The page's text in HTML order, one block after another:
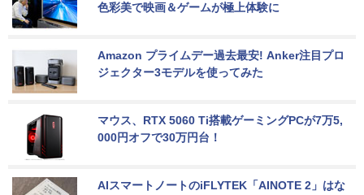
色彩美で映画＆ゲームが極上体験に
Amazon プライムデー過去最安! Anker注目プロ
ジェクター3モデルを使ってみた
マウス、RTX 5060 Ti搭載ゲーミングPCが7万5,
000円オフで30万円台！
AIスマートノートのiFLYTEK「AINOTE 2」はな